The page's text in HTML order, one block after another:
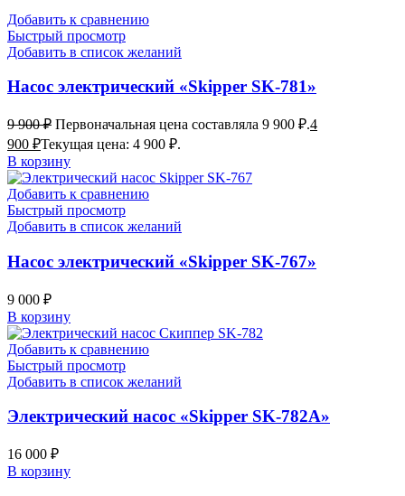
Добавить к сравнению
Быстрый просмотр
Добавить в список желаний
Насос электрический «Skipper SK-781»
9 900₽ Первоначальная цена составляла 9 900 ₽.4
900 ₽Текущая цена: 4 900 ₽.
В корзину
Добавить к сравнению
Быстрый просмотр
Добавить в список желаний
Насос электрический «Skipper SK-767»
9 000 ₽
В корзину
Добавить к сравнению
Быстрый просмотр
Добавить в список желаний
Электрический насос «Skipper SK-782А»
16 000 ₽
В корзину